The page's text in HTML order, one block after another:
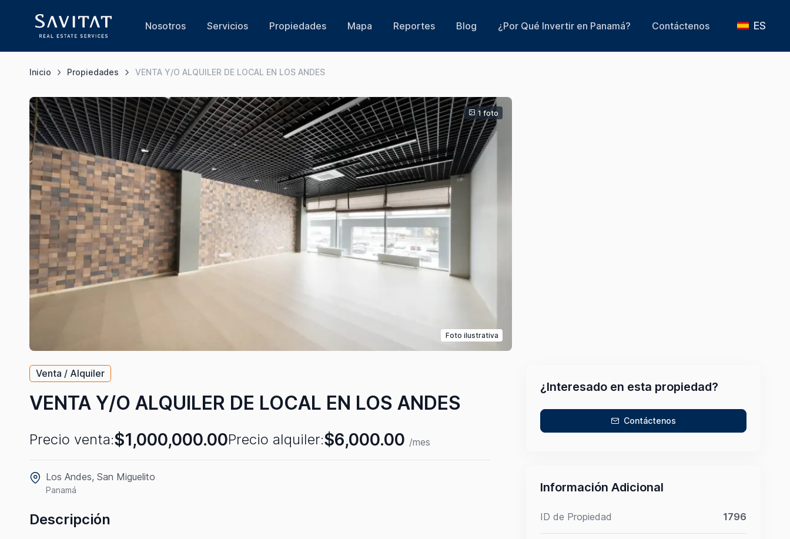
Nosotros Servicios Propiedades Mapa Reportes Blog ¿Por Qué Invertir en Panamá? Contáctenos ES
Inicio Propiedades VENTA Y/O ALQUILER DE LOCAL EN LOS ANDES
Foto ilustrativa
1 foto
Venta / Alquiler
VENTA Y/O ALQUILER DE LOCAL EN LOS ANDES
Precio venta:$1,000,000.00Precio alquiler:$6,000.00 /mes
Los Andes, San Miguelito
Panamá
Descripción
¿Interesado en esta propiedad?
Contáctenos
Información Adicional
ID de Propiedad 1796